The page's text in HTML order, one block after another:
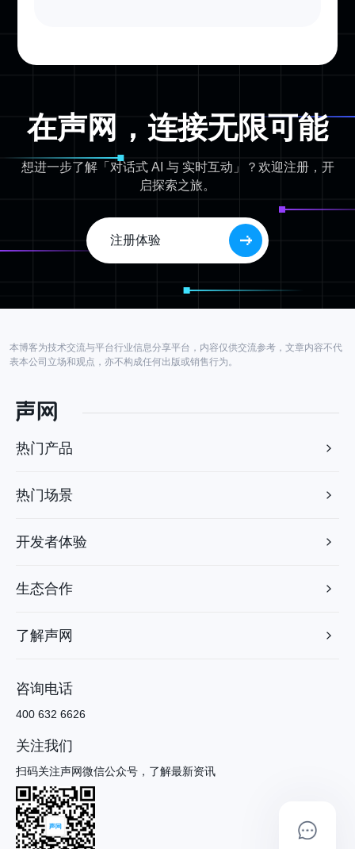
在声网，连接无限可能
想进一步了解「对话式 AI 与 实时互动」？欢迎注册，开
启探索之旅。
注册体验
本博客为技术交流与平台行业信息分享平台，内容仅供交流参考，文章内容不代
表本公司立场和观点，亦不构成任何出版或销售行为。
热门产品
热门场景
开发者体验
生态合作
了解声网
咨询电话
400 632 6626
关注我们
扫码关注声网微信公众号，了解最新资讯